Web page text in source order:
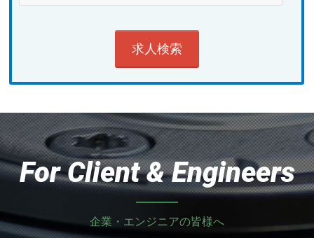
For Client & Engineers
企業・エンジニアの皆様へ